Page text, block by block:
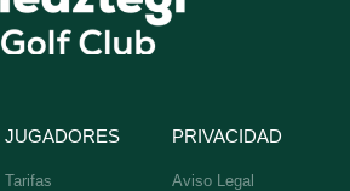
JUGADORES
Tarifas
PRIVACIDAD
Aviso Legal